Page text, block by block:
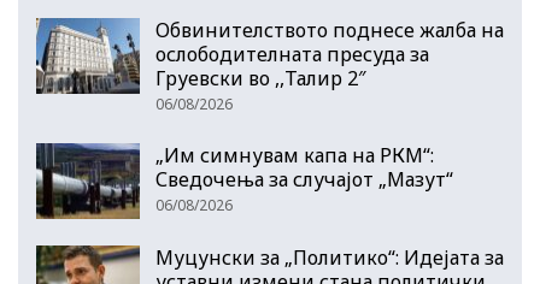
Обвинителството поднесе жалба на
ослободителната пресуда за
Груевски во ,,Талир 2″
06/08/2026
„Им симнувам капа на РКМ“:
Сведочења за случајот „Мазут“
06/08/2026
Муцунски за „Политико“: Идејата за